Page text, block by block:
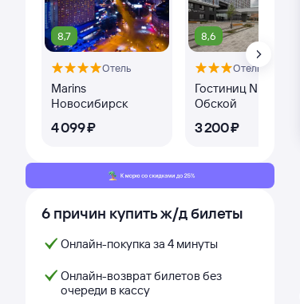
8,7
Отель
Marins
Новосибирск
4 ⁠099 ⁠₽
8,6
Отель
Гостиниц NET на
Обской
3 ⁠200 ⁠₽
6 причин купить ж/д билеты
Онлайн-покупка за 4 минуты
Онлайн-возврат билетов без
очереди в кассу